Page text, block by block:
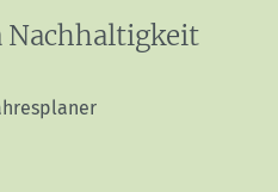
Nachhaltigkeit